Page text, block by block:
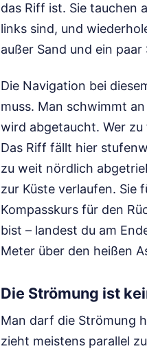
das Riff ist. Sie tauchen
links sind, und
außer Sand und ein
Die Navigation bei
muss. Man schwimmt
wird abgetaucht. Wer
Das Riff fällt hier
zu weit nördlich
zur Küste verlaufen. Sie
Kompasskurs für den
bist – landest du am
Meter über den heißen
Die Strömung ist
Man darf die Strömung
zieht meistens parallel